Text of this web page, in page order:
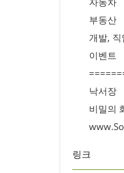
부동산
개발, 직
이벤트
낙서장
비밀의
링크